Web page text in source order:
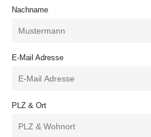
Nachname
E-Mail Adresse
PLZ & Ort